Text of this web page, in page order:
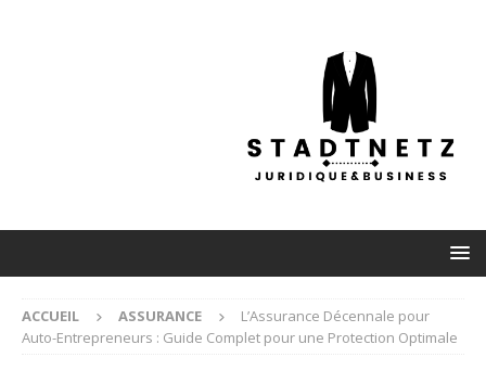
ACCUEIL ASSURANCE
L’Assurance Décennale pour
Auto-Entrepreneurs : Guide Complet pour une Protection Optimale